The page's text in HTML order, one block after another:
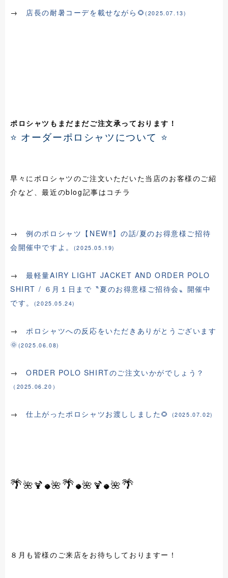
→ 店長の耐暑コーデを載せながら🌻(2025.07.13)
ポロシャツもまだまだご注文承っております！
⭐ オーダーポロシャツについて ⭐
早々にポロシャツのご注文いただいた当店のお客様のご紹
介など、最近のblog記事はコチラ
→例のポロシャツ【NEW‼】の話/夏のお得意様ご招待
会開催中ですよ。
(2025.05.19)
→最軽量AIRY LIGHT JACKET AND ORDER POLO
SHIRT / ６月１日まで〝夏のお得意様ご招待会〟開催中
です。
(2025.05.24)
→ポロシャツへの反応をいただきありがとうございます
🌞(2025.06.08)
→ORDER POLO SHIRTのご注文いかがでしょう？
（2025.06.20）
→仕上がったポロシャツお渡ししました🌻 (2025.07.02)
🌴🌺🍹 🥥🌺🌴🥥🌺🍹🥥🌺🌴
８月も皆様のご来店をお待ちしておりますー！